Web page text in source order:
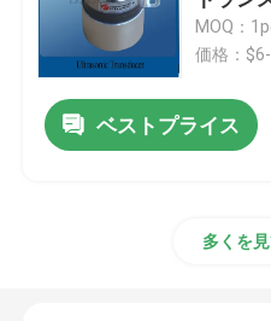
圧電気の超音波トランス
水に浸け超音波トラン
MOQ：
価格：
ベストプライス
多くを